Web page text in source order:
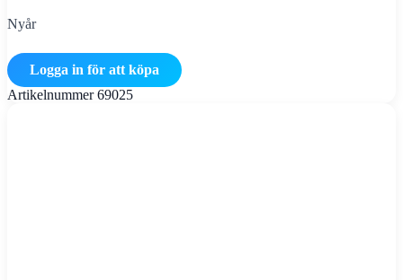
Nyår
Logga in för att köpa
Artikelnummer69025